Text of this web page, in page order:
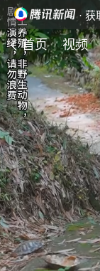
· 获
首页 视频